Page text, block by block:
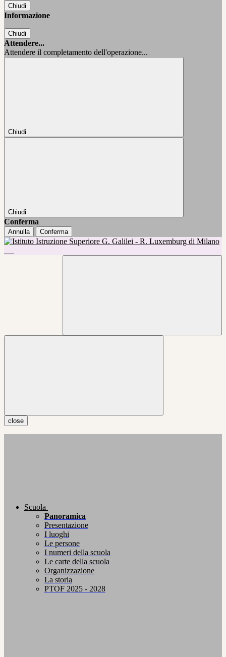
Chiudi
Informazione
Chiudi
Attendere...
Attendere il completamento dell'operazione...
Chiudi
Chiudi
Conferma
Annulla Conferma
close
Scuola
Panoramica
Presentazione
I luoghi
Le persone
I numeri della scuola
Le carte della scuola
Organizzazione
La storia
PTOF 2025 - 2028